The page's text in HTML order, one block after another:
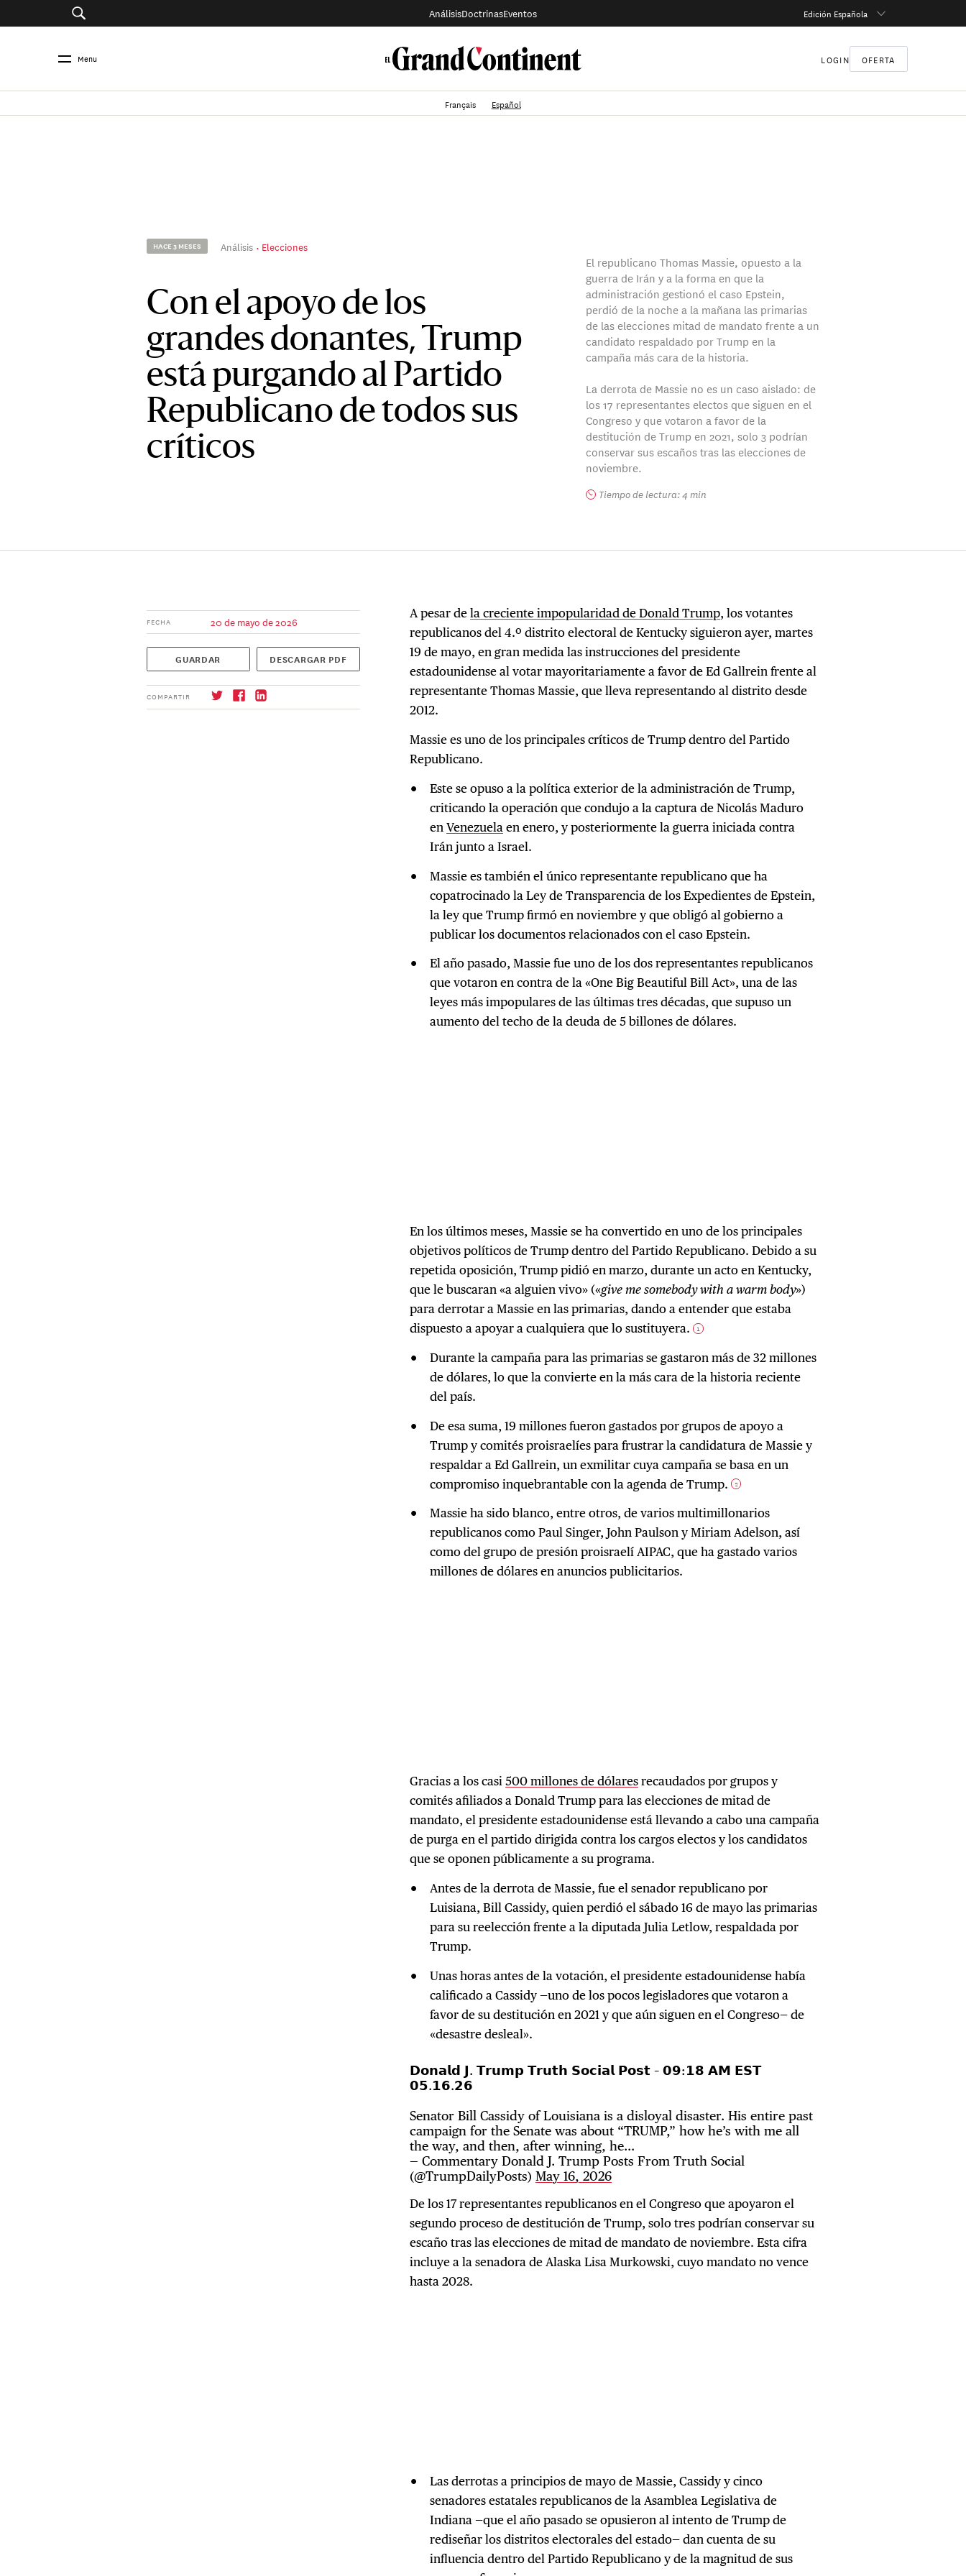
AnálisisDoctrinasEventos Edición Española
Menu LOGIN OFERTA
Français Español
HACE 3 MESES Análisis Elecciones
Con el apoyo de los
grandes donantes, Trump
está purgando al Partido
Republicano de todos sus
críticos
El republicano Thomas Massie, opuesto a la
guerra de Irán y a la forma en que la
administración gestionó el caso Epstein,
perdió de la noche a la mañana las primarias
de las elecciones mitad de mandato frente a un
candidato respaldado por Trump en la
campaña más cara de la historia.
La derrota de Massie no es un caso aislado: de
los 17 representantes electos que siguen en el
Congreso y que votaron a favor de la
destitución de Trump en 2021, solo 3 podrían
conservar sus escaños tras las elecciones de
noviembre.
Tiempo de lectura: 4 min
FECHA 20 de mayo de 2026
GUARDAR DESCARGAR PDF
COMPARTIR
A pesar dela creciente impopularidad de Donald Trump, los votantes
republicanos del 4.º distrito electoral de Kentucky siguieron ayer, martes
19 de mayo, en gran medida las instrucciones del presidente
estadounidense al votar mayoritariamente a favor de Ed Gallrein frente al
representante Thomas Massie, que lleva representando al distrito desde
2012.
Massie es uno de los principales críticos de Trump dentro del Partido
Republicano.
Este se opuso a la política exterior de la administración de Trump,
criticando la operación que condujo a la captura de Nicolás Maduro
en Venezuela en enero, y posteriormente la guerra iniciada contra
Irán junto a Israel.
Massie es también el único representante republicano que ha
copatrocinado la Ley de Transparencia de los Expedientes de Epstein,
la ley que Trump firmó en noviembre y que obligó al gobierno a
publicar los documentos relacionados con el caso Epstein.
El año pasado, Massie fue uno de los dos representantes republicanos
que votaron en contra de la «One Big Beautiful Bill Act», una de las
leyes más impopulares de las últimas tres décadas, que supuso un
aumento del techo de la deuda de 5 billones de dólares.
En los últimos meses, Massie se ha convertido en uno de los principales
objetivos políticos de Trump dentro del Partido Republicano. Debido a su
repetida oposición, Trump pidió en marzo, durante un acto en Kentucky,
que le buscaran «a alguien vivo» («give me somebody with a warm body»)
para derrotar a Massie en las primarias, dando a entender que estaba
dispuesto a apoyar a cualquiera que lo sustituyera. 1
Durante la campaña para las primarias se gastaron más de 32 millones
de dólares, lo que la convierte en la más cara de la historia reciente
del país.
De esa suma, 19 millones fueron gastados por grupos de apoyo a
Trump y comités proisraelíes para frustrar la candidatura de Massie y
respaldar a Ed Gallrein, un exmilitar cuya campaña se basa en un
compromiso inquebrantable con la agenda de Trump.
2
Massie ha sido blanco, entre otros, de varios multimillonarios
republicanos como Paul Singer, John Paulson y Miriam Adelson, así
como del grupo de presión proisraelí AIPAC, que ha gastado varios
millones de dólares en anuncios publicitarios.
Gracias a los casi500 millones de dólaresrecaudados por grupos y
comités afiliados a Donald Trump para las elecciones de mitad de
mandato, el presidente estadounidense está llevando a cabo una campaña
de purga en el partido dirigida contra los cargos electos y los candidatos
que se oponen públicamente a su programa.
Antes de la derrota de Massie, fue el senador republicano por
Luisiana, Bill Cassidy, quien perdió el sábado 16 de mayo las primarias
para su reelección frente a la diputada Julia Letlow, respaldada por
Trump.
Unas horas antes de la votación, el presidente estadounidense había
calificado a Cassidy —uno de los pocos legisladores que votaron a
favor de su destitución en 2021 y que aún siguen en el Congreso— de
«desastre desleal».
𝗗𝗼𝗻𝗮𝗹𝗱 𝗝. 𝗧𝗿𝘂𝗺𝗽 𝗧𝗿𝘂𝘁𝗵 𝗦𝗼𝗰𝗶𝗮𝗹 𝗣𝗼𝘀𝘁 – 𝟬𝟵:𝟭𝟴 𝗔𝗠 𝗘𝗦𝗧
𝟬𝟱.𝟭𝟲.𝟮𝟲
Senator Bill Cassidy of Louisiana is a disloyal disaster. His entire past
campaign for the Senate was about “TRUMP,” how he’s with me all
the way, and then, after winning, he…
— Commentary Donald J. Trump Posts From Truth Social
(@TrumpDailyPosts)May 16, 2026
De los 17 representantes republicanos en el Congreso que apoyaron el
segundo proceso de destitución de Trump, solo tres podrían conservar su
escaño tras las elecciones de mitad de mandato de noviembre. Esta cifra
incluye a la senadora de Alaska Lisa Murkowski, cuyo mandato no vence
hasta 2028.
Las derrotas a principios de mayo de Massie, Cassidy y cinco
senadores estatales republicanos de la Asamblea Legislativa de
Indiana —que el año pasado se opusieron al intento de Trump de
rediseñar los distritos electorales del estado— dan cuenta de su
influencia dentro del Partido Republicano y de la magnitud de sus